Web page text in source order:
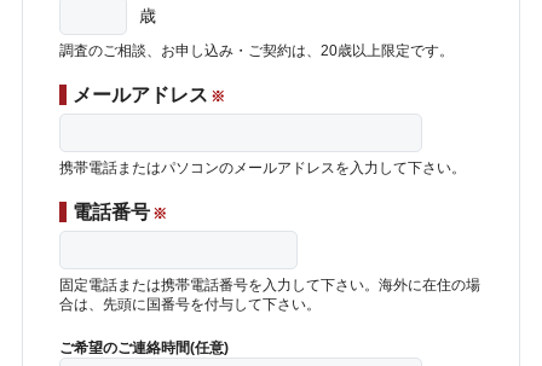
歳
調査のご相談、お申し込み・ご契約は、20歳以上限定です。
メールアドレス ※
携帯電話またはパソコンのメールアドレスを入力して下さい。
電話番号 ※
固定電話または携帯電話番号を入力して下さい。海外に在住の場
合は、先頭に国番号を付与して下さい。
ご希望のご連絡時間(任意)